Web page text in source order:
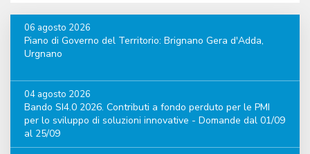
06 agosto 2026
Piano di Governo del Territorio: Brignano Gera d'Adda,
Urgnano
04 agosto 2026
Bando SI4.0 2026. Contributi a fondo perduto per le PMI
per lo sviluppo di soluzioni innovative - Domande dal 01/09
al 25/09